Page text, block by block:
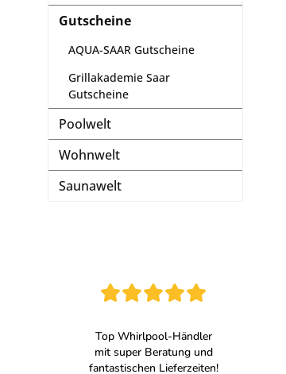
Gutscheine
AQUA-SAAR Gutscheine
Grillakademie Saar
Gutscheine
Poolwelt
Wohnwelt
Saunawelt